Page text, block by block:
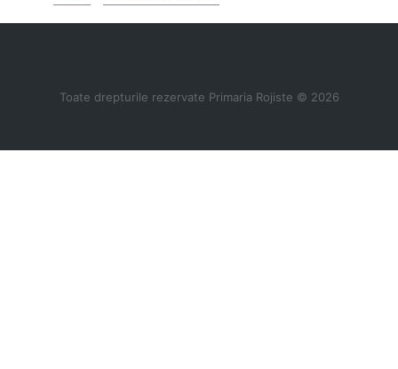
Toate drepturile rezervate Primaria Rojiste © 2026